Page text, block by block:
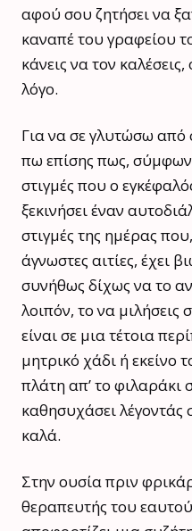
αφού σου ζητήσει να
καναπέ του γραφείου
κάνεις να τον
λόγο.
Για να σε γλυτώσω από
πω επίσης πως,
στιγμές που ο
ξεκινήσει έναν
στιγμές της ημέρας
άγνωστες αιτίες, έχει
συνήθως δίχως να το
λοιπόν, το να μιλήσεις
είναι σε μια τέτοια
μητρικό χάδι ή εκείνο
πλάτη απ’ το φιλαράκι
καθησυχάσει
καλά.
Στην ουσία πριν
θεραπευτής του